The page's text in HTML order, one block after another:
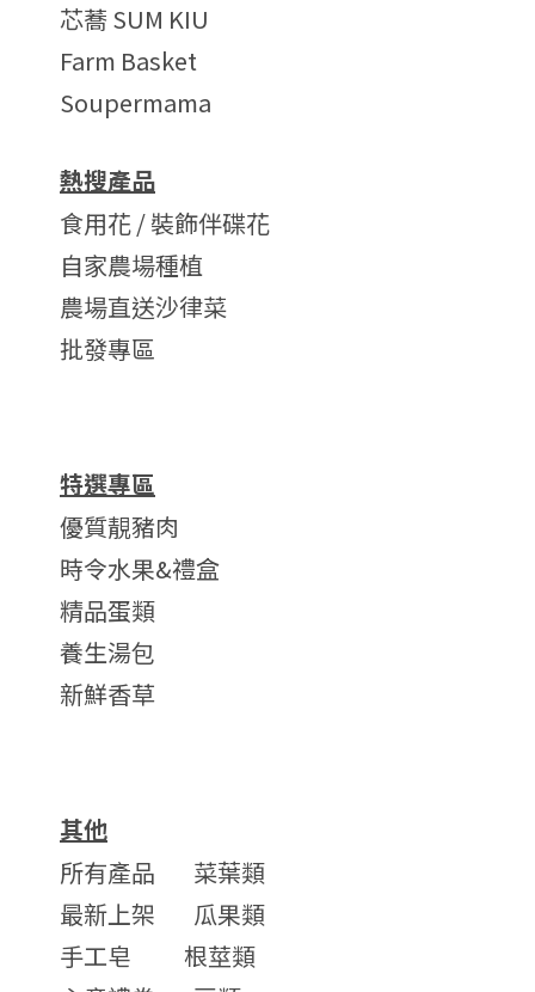
芯蕎 SUM KIU
Farm Basket
Soupermama
熱搜產品
食用花 / 裝飾伴碟花
自家農場種植
農場直送沙律菜
批發專區
特選專區
優質靚豬肉
時令水果&禮盒
精品蛋類
養生湯包
新鮮香草
其他
所有產品
菜葉類
最新上架
瓜果類
手工皂
根莖類